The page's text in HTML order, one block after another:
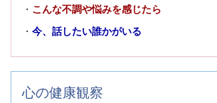
・ こんな不調や悩みを感じたら
・ 今、話したい誰かがいる
心の健康観察